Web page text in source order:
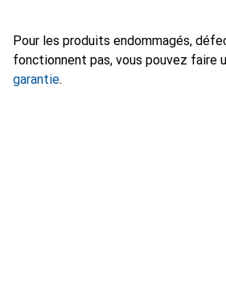
Pour les produits endommagés,
fonctionnent pas, vous pouvez faire
garantie.